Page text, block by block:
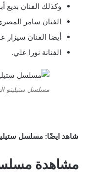
وكذلك الفنان بديع
الفنان سامر
أيضا الفنان سيزار
الفنانة نورا علي.
مسلسل ستيليتو الحلقة 51 كاملة
شاهد ايضًا: مسلسل ستيليتو الحلقة 46 كاملة